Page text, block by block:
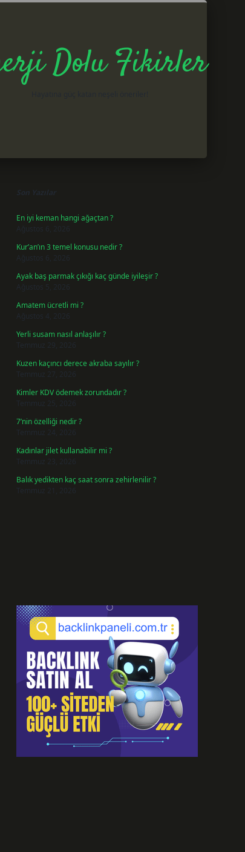
Dolu Fikirler
Son Yazılar
En iyi keman hangi ağaçtan ?
Ağustos 6, 2026
Kur’an’ın 3 temel konusu nedir ?
Ağustos 6, 2026
Ayak baş parmak çıkığı kaç günde iyileşir ?
Ağustos 5, 2026
Amatem ücretli mi ?
Ağustos 4, 2026
Yerli susam nasıl anlaşılır ?
Temmuz 29, 2026
Kuzen kaçıncı derece akraba sayılır ?
Temmuz 27, 2026
Kimler KDV ödemek zorundadır ?
Temmuz 25, 2026
7’nin özelliği nedir ?
Temmuz 24, 2026
Kadınlar jilet kullanabilir mi ?
Temmuz 23, 2026
Balık yedikten kaç saat sonra zehirlenilir ?
Temmuz 21, 2026